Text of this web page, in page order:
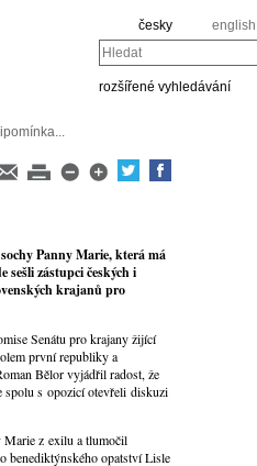
česky english
Hledat
rozšířené vyhledávání
Panny Marie, která má
sešli zástupci českých i
krajanů pro
Senátu pro krajany žijící
první republiky a
Bělor vyjádřil radost, že
spolu s opozicí otevřeli diskuzi
Marie z exilu a tlumočil
benediktýnského opatství Lisle